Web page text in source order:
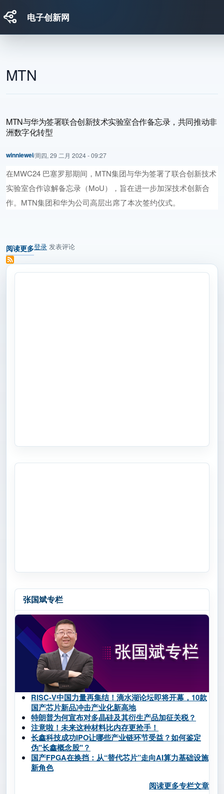
电子创新网
MTN
MTN与华为签署联合创新技术实验室合作备忘录，共同推动非
洲数字化转型
winniewei/周四, 29 二月 2024 - 09:27
在MWC24 巴塞罗那期间，MTN集团与华为签署了联合创新技术
实验室合作谅解备忘录（MoU），旨在进一步加深技术创新合
作。MTN集团和华为公司高层出席了本次签约仪式。
阅读更多
关于 MTN与华为签署联合创新技术实验室合作备忘录，共同推动非洲
登录 发表评论
张国斌专栏
RISC-V中国力量再集结！滴水湖论坛即将开幕，10款
国产芯片新品冲击产业化新高地
特朗普为何宣布对多晶硅及其衍生产品加征关税？
注意啦！未来这种材料比内存更抢手！
长鑫科技成功IPO让哪些产业链环节受益？如何鉴定
伪"长鑫概念股"？
国产FPGA在换挡：从“替代芯片”走向AI算力基础设施
新角色
阅读更多专栏文章